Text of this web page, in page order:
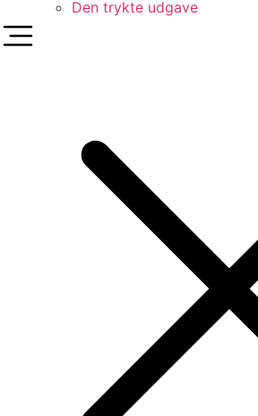
Den trykte udgave